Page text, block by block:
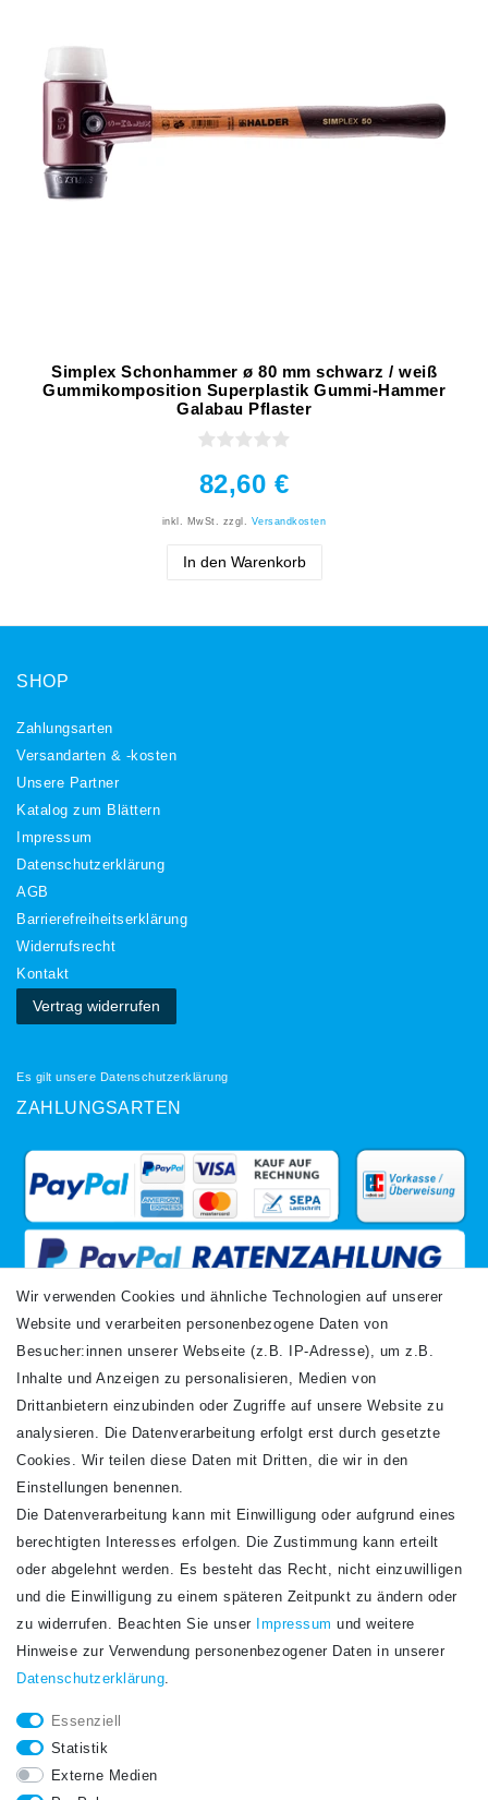
Simplex Schonhammer ø 80 mm schwarz / weiß
Gummikomposition Superplastik Gummi-Hammer
Galabau Pflaster
82,60 €
inkl. MwSt. zzgl. Versandkosten
In den Warenkorb
SHOP
Zahlungsarten
Versandarten & -kosten
Unsere Partner
Katalog zum Blättern
Impressum
Daten­schutz­erklärung
AGB
Barrierefreiheitserklärung
Widerrufs­recht
Kontakt
Vertrag widerrufen
Es gilt unsere Datenschutzerklärung
ZAHLUNGSARTEN
VERSANDARTEN
Newsletter
Honig
Hiermit bestätige ich, dass ich dieDaten­schutz­erklärunggelesen habe. Meine
STAY CONNECTED.
Wir verwenden Cookies und ähnliche Technologien auf unserer
Website und verarbeiten personenbezogene Daten von
Besucher:innen unserer Webseite (z.B. IP-Adresse), um z.B.
Inhalte und Anzeigen zu personalisieren, Medien von
Drittanbietern einzubinden oder Zugriffe auf unsere Website zu
analysieren. Die Datenverarbeitung erfolgt erst durch gesetzte
Cookies. Wir teilen diese Daten mit Dritten, die wir in den
Einstellungen benennen.
Die Datenverarbeitung kann mit Einwilligung oder aufgrund eines
berechtigten Interesses erfolgen. Die Zustimmung kann erteilt
oder abgelehnt werden. Es besteht das Recht, nicht einzuwilligen
und die Einwilligung zu einem späteren Zeitpunkt zu ändern oder
zu widerrufen. Beachten Sie unser
Impressum und weitere
Hinweise zur Verwendung personenbezogener Daten in unserer
Daten­schutz­erklärung.
Essenziell
Statistik
Externe Medien